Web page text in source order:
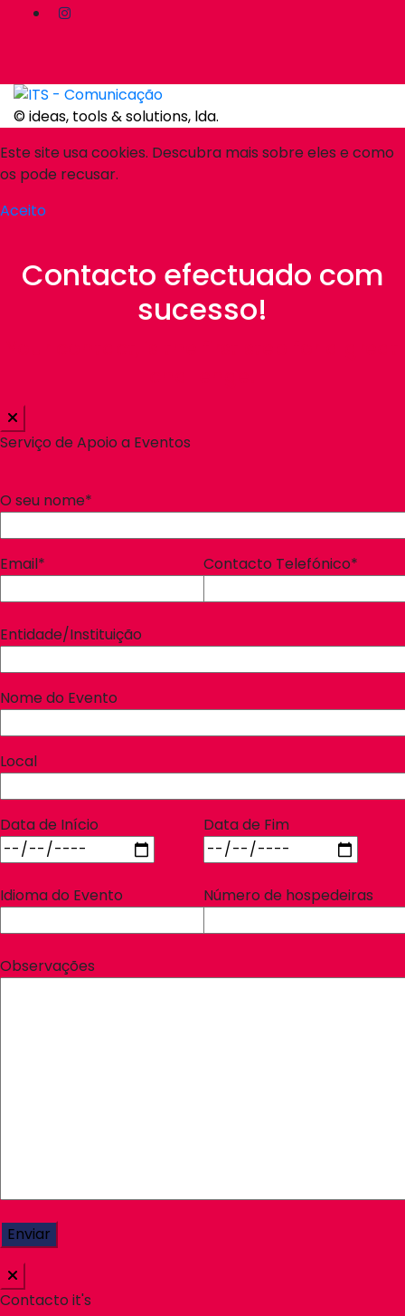
© ideas, tools & solutions, lda.
Este site usa cookies. Descubra mais sobre eles e como
os pode recusar.
Aceito
Contacto efectuado com
sucesso!
Serviço de Apoio a Eventos
O seu nome*
Email* Contacto Telefónico*
Entidade/Instituição
Nome do Evento
Local
Data de Início Data de Fim
Idioma do Evento Número de hospedeiras
Observações
Contacto it's